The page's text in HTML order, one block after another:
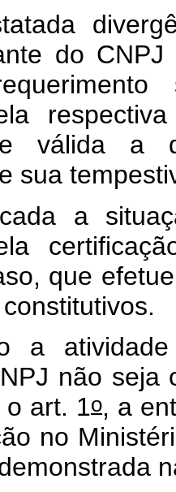
do
se válida
sua
a
que
atividade
não seja
art. 1o, a
no